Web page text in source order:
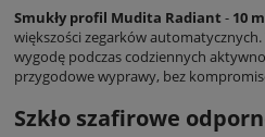
Smukły profil Mudita Radiant - 10
większości zegarków
wygodę podczas codziennych
przygodowe wyprawy, bez
Szkło szafirowe